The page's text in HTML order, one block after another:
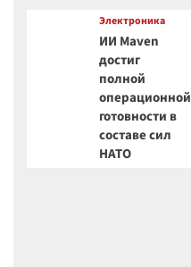
Электроника
ИИ Maven
достиг
полной
операционной
готовности в
составе сил
НАТО